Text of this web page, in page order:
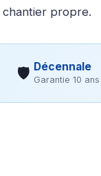
propre.
🛡 Décennale
Garantie 10 ans